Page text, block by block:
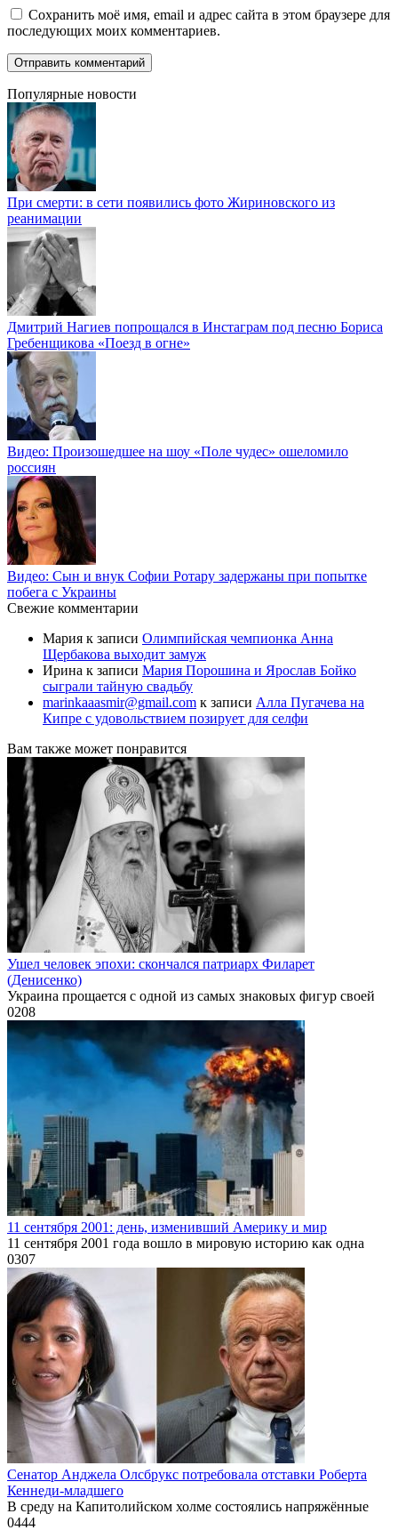
Сохранить моё имя, email и адрес сайта в этом браузере для
последующих моих комментариев.
Популярные новости
При смерти: в сети появились фото Жириновского из
реанимации
Дмитрий Нагиев попрощался в Инстаграм под песню Бориса
Гребенщикова «Поезд в огне»
Видео: Произошедшее на шоу «Поле чудес» ошеломило
россиян
Видео: Сын и внук Софии Ротару задержаны при попытке
побега с Украины
Свежие комментарии
Мария к записи Олимпийская чемпионка Анна
Щербакова выходит замуж
Ирина к записи Мария Порошина и Ярослав Бойко
сыграли тайную свадьбу
marinkaaasmir@gmail.com к записи Алла Пугачева на
Кипре с удовольствием позирует для селфи
Вам также может понравится
Ушел человек эпохи: скончался патриарх Филарет
(Денисенко)
Украина прощается с одной из самых знаковых фигур своей
0208
11 сентября 2001: день, изменивший Америку и мир
11 сентября 2001 года вошло в мировую историю как одна
0307
Сенатор Анджела Олсбрукс потребовала отставки Роберта
Кеннеди-младшего
В среду на Капитолийском холме состоялись напряжённые
0444